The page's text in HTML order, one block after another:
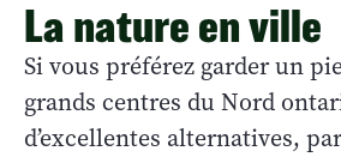
La nature en ville
Si vous préférez garder un
grands centres du Nord
d’excellentes alternatives,